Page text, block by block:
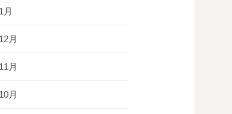
月
月
月
月